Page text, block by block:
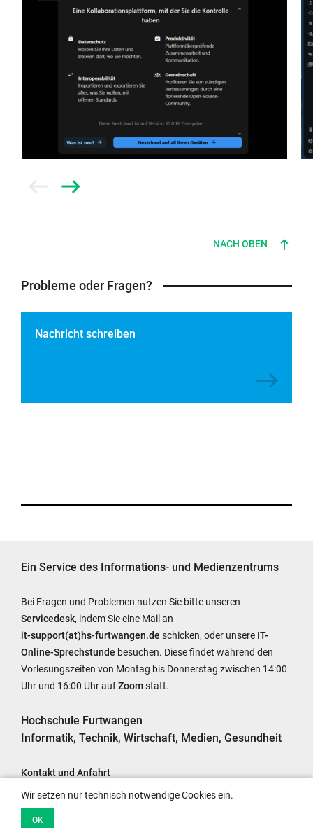
Next
NACH OBEN
Probleme oder Fragen?
Nachricht schreiben
Ein Service des Informations- und Medienzentrums
Bei Fragen und Problemen nutzen Sie bitte unseren
Servicedesk, indem Sie eine Mail an
it-support(at)hs-furtwangen.de schicken, oder unsere IT-
Online-Sprechstunde besuchen. Diese findet während den
Vorlesungszeiten von Montag bis Donnerstag zwischen 14:00
Uhr und 16:00 Uhr aufZoomstatt.
Hochschule Furtwangen
Informatik, Technik, Wirtschaft, Medien, Gesundheit
Kontakt und Anfahrt
Impressum
Barrierefreiheit
Datenschutzhinweise
Wir setzen nur technisch notwendige Cookies ein.
OK